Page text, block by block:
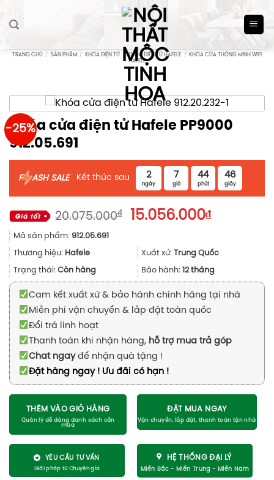
TRANG CHỦ / SẢN PHẨM / KHÓA ĐIỆN TỬ KHÓA ĐIỆN TỬ HAFELE /
KHÓA CỬA THÔNG MINH WIFI
HAFELE
-25%
Khóa cửa điện tử Hafele PP9000
912.05.691
F ASH SALE Kết thúc sau 2
ngày
7
giờ
44
phút
46
giây
20.075.000₫
Giá
20.075.000₫.
15.056.000₫Giá
là:
Mã sản phẩm: 912.05.691
Thương hiệu: Hafele Xuất xứ: Trung Quốc
Trạng thái: Còn hàng Bảo hành: 12 tháng
Cam kết xuất xứ & bảo hành chính hãng tại nhà
Miễn phí vận chuyển & lắp đặt toàn quốc
Đổi trả linh hoạt
Thanh toán khi nhận hàng, hỗ trợ mua trả góp
Chat ngayđể nhận quà tặng !
Đặt hàng ngay ! Ưu đãi có hạn !
THÊM VÀO GIỎ HÀNG ĐẶT MUA NGAY
YÊU CẦU TƯ VẤN HỆ THỐNG ĐẠI LÝ